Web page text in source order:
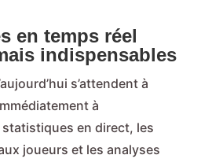
en temps réel
indispensables
s’attendent à
à
statistiques en direct, les
joueurs et les analyses